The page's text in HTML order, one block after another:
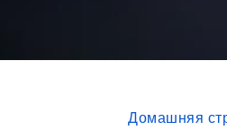
Домашняя